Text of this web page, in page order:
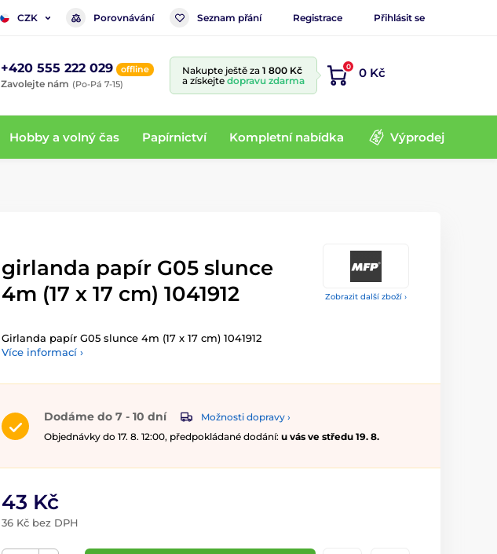
CZK Porovnávání Seznam přání Registrace Přihlásit se
+420 555 222 029 offline
Zavolejte nám (Po-Pá 7-15)
Nakupte ještě za 1 800 Kč
a získejte dopravu zdarma
0 0 Kč
Hobby a volný čas Papírnictví Kompletní nabídka Výprodej
Zobrazit další zboží ›
girlanda papír G05 slunce
4m (17 x 17 cm) 1041912
Girlanda papír G05 slunce 4m (17 x 17 cm) 1041912
Více informací ›
Dodáme do 7 - 10 dní
Možnosti dopravy ›
Objednávky do 17. 8. 12:00, předpokládané dodání: u vás ve středu 19. 8.
43 Kč
36 Kč bez DPH